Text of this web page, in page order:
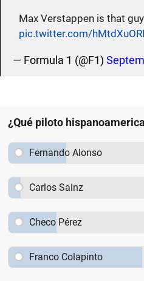
Max Verstappen is that
pic.twitter.com/
— Formula 1 (@F1)
¿Qué piloto
Fernando Alonso
Carlos Sainz
Checo Pérez
Franco Colapinto